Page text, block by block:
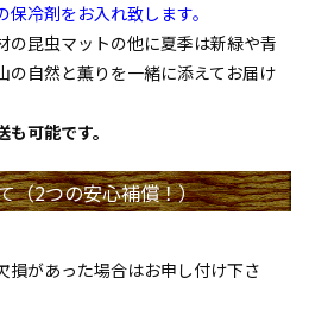
冷剤をお入れ致します。
の昆虫マットの他に夏季は新緑や青
の自然と薫りを一緒に添えてお届け
可能です。
（2つの安心補償！）
損があった場合はお申し付け下さ